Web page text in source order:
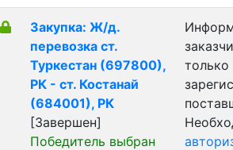
Закупка: Ж/д.
перевозка ст.
Туркестан (697800),
РК - ст. Костанай
(684001), РК
[Завершен]
Победитель выбран
только